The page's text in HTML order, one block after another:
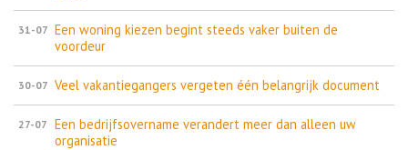
31-07 Een woning kiezen begint steeds vaker buiten de
voordeur
30-07 Veel vakantiegangers vergeten één belangrijk document
27-07 Een bedrijfsovername verandert meer dan alleen uw
organisatie